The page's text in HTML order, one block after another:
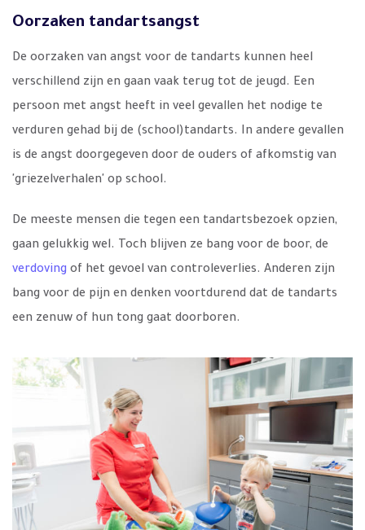
Oorzaken tandartsangst
De oorzaken van angst voor de tandarts kunnen heel
verschillend zijn en gaan vaak terug tot de jeugd. Een
persoon met angst heeft in veel gevallen het nodige te
verduren gehad bij de (school)tandarts. In andere gevallen
is de angst doorgegeven door de ouders of afkomstig van
'griezelverhalen' op school.
De meeste mensen die tegen een tandartsbezoek opzien,
gaan gelukkig wel. Toch blijven ze bang voor de boor, de
verdoving of het gevoel van controleverlies. Anderen zijn
bang voor de pijn en denken voortdurend dat de tandarts
een zenuw of hun tong gaat doorboren.